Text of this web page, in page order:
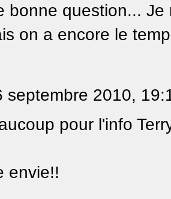
bonne question...
on a encore le
septembre 2010,
pour l'info
envie!!